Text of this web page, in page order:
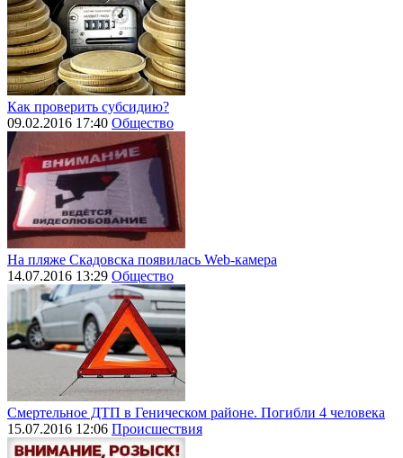
Как проверить субсидию?
09.02.2016 17:40 Общество
На пляже Скадовска появилась Web-камера
14.07.2016 13:29 Общество
Смертельное ДТП в Геническом районе. Погибли 4 человека
15.07.2016 12:06 Происшествия